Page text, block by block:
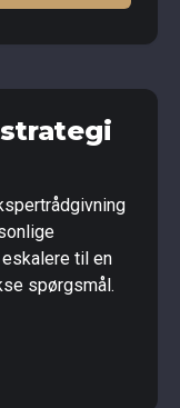
til en
spørgsmål.